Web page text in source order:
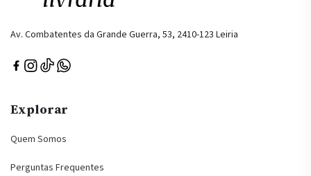
Av. Combatentes da Grande Guerra, 53, 2410-123 Leiria
Explorar
Quem Somos
Perguntas Frequentes